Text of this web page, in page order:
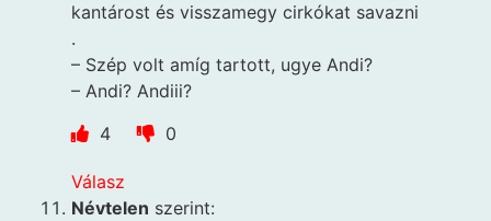
kantárost és visszamegy cirkókat savazni
.
– Szép volt amíg tartott, ugye Andi?
– Andi? Andiii?
4
0
Válasz
Névtelen szerint: